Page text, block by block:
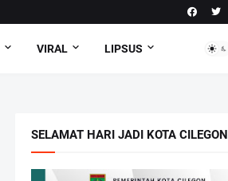
VIRAL LIPSUS
SELAMAT HARI JADI KOTA CILEGON